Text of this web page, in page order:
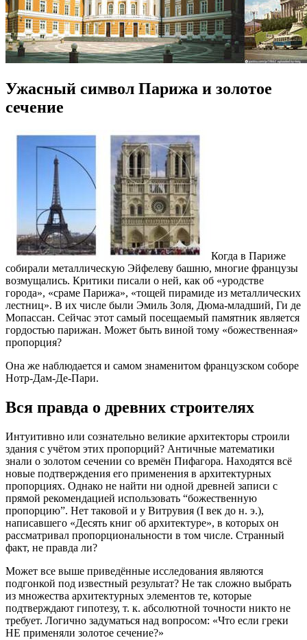
Ужасный символ Парижа и золотое
сечение
Когда в Париже
собирали металлическую Эйфелеву башню, многие французы
возмущались. Критики писали о ней, как об «уродстве
города», «сраме Парижа», «тощей пирамиде из металлических
лестниц». В их числе были Эмиль Золя, Дюма-младший, Ги де
Мопассан. Сейчас этот самый посещаемый памятник является
гордостью парижан. Может быть виной тому «божественная»
пропорция?
Она же наблюдается и самом знаменитом французском соборе
Нотр-Дам-Де-Пари.
Вся правда о древних строителях
Интуитивно или сознательно великие архитекторы строили
здания с учётом этих пропорций? Античные математики
знали о золотом сечении со времён Пифагора. Находятся всё
новые подтверждения его применения в архитектурных
пропорциях. Однако не найти ни одной древней записи с
прямой рекомендацией использовать “божественную
пропорцию”. Нет таковой и у Витрувия (I век до н. э.),
написавшего «Десять книг об архитектуре», в которых он
рассматривал пропорциональности в том числе. Странный
факт, не правда ли?
Может все выше приведённые исследования являются
подгонкой под известный результат? Не так сложно выбрать
из множества архитектурных элементов те, которые
подтверждают гипотезу, т. к. абсолютной точности никто не
требует. Логично задуматься над вопросом: «Что если греки
НЕ применяли золотое сечение?»